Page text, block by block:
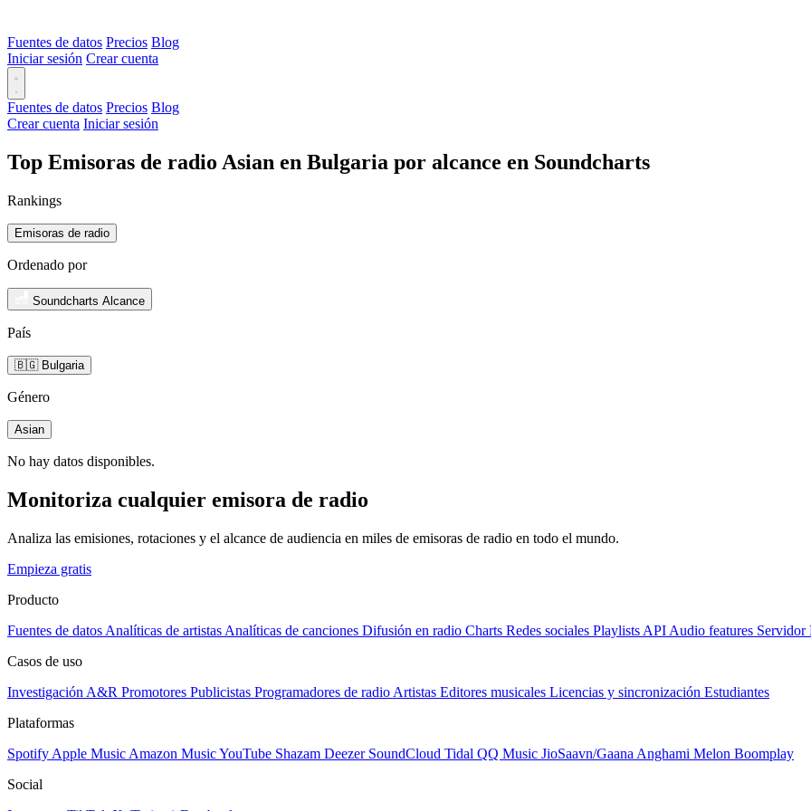
Fuentes de datos Precios Blog
Iniciar sesión Crear cuenta
Fuentes de datos Precios Blog
Crear cuenta Iniciar sesión
Top Emisoras de radio Asian en Bulgaria por alcance en Soundcharts
Rankings
Emisoras de radio
Ordenado por
Soundcharts Alcance
País
🇧🇬 Bulgaria
Género
Asian
No hay datos disponibles.
Monitoriza cualquier emisora de radio
Analiza las emisiones, rotaciones y el alcance de audiencia en miles de emisoras de radio en todo el mundo.
Empieza gratis
Producto
Fuentes de datos Analíticas de artistas Analíticas de canciones Difusión en radio Charts Redes sociales Playlists API Audio features Servidor
Casos de uso
Investigación A&R Promotores Publicistas Programadores de radio Artistas Editores musicales Licencias y sincronización Estudiantes
Plataformas
Spotify Apple Music Amazon MusicYouTube Shazam Deezer SoundCloud Tidal QQ Music JioSaavn/Gaana Anghami Melon Boomplay
Social